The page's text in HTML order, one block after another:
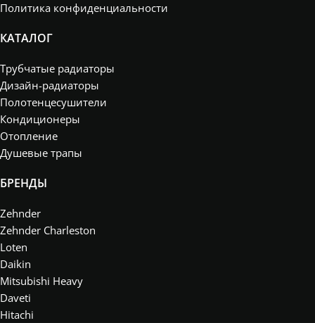
Политика конфиденциальности
КАТАЛОГ
Трубчатые радиаторы
Дизайн-радиаторы
Полотенцесушители
Кондиционеры
Отопление
Душевые трапы
БРЕНДЫ
Zehnder
Zehnder Charleston
Loten
Daikin
Mitsubishi Heavy
Daveti
Hitachi